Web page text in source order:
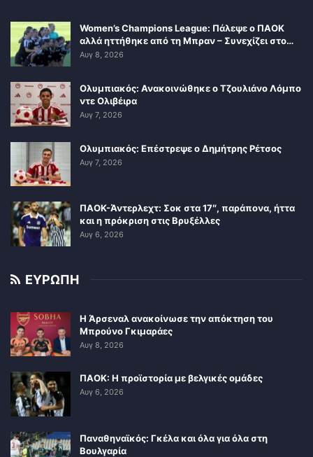
Women’s Champions League: Πάλεψε ο ΠΑΟΚ
αλλά ηττήθηκε από τη Μπραν – Συνεχίζει στο…
Αυγ 8, 2026
Ολυμπιακός: Ανακοινώθηκε ο Τζουλιάνο Λόμπο
ντε Ολιβέιρα
Αυγ 7, 2026
Ολυμπιακός: Επέστρεψε ο Δημήτρης Ρέτσος
Αυγ 7, 2026
ΠΑΟΚ-Άντερλεχτ: Σοκ στα 17″, παράπονα, ήττα
και η πρόκριση στις Βρυξέλλες
Αυγ 6, 2026
ΕΥΡΩΠΗ
Η Άρσεναλ ανακοίνωσε την απόκτηση του
Μπρούνο Γκιμαράες
Αυγ 8, 2026
ΠΑΟΚ: Η προϊστορία με βελγικές ομάδες
Αυγ 6, 2026
Παναθηναϊκός: Γκέλα και όλα για όλα στη
Βουλγαρία